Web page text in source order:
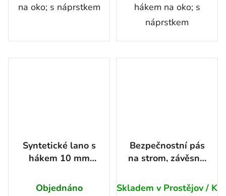
na oko; s náprstkem
hákem na oko; s
náprstkem
Syntetické lano s
hákem 10 mm
Objednáno
Bezpečnostní pás
na strom, závěsný,
Skladem v Prostějov / K